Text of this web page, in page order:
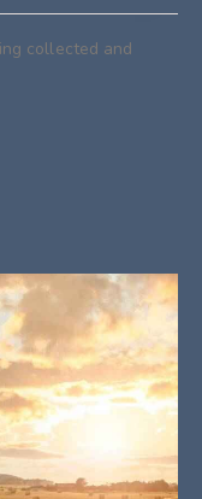
collected and